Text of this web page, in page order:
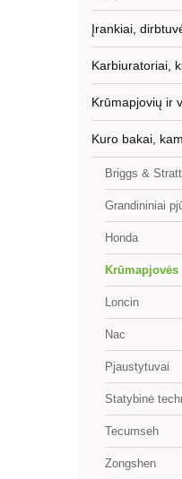
Įrankiai,
Karbiuratoriai,
Krūmapjovių ir
Kuro bakai,
Briggs &
Grandininiai
Honda
Krūmapjovės
Loncin
Nac
Pjaustytuvai
Statybinė
Tecumseh
Zongshen